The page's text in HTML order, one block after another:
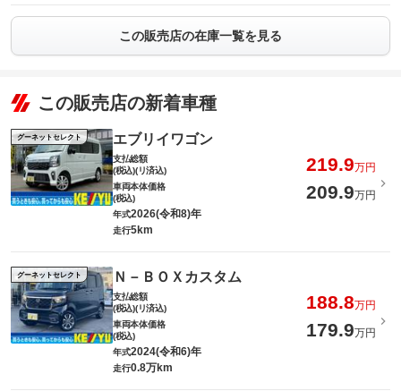
この販売店の在庫一覧を見る
この販売店の新着車種
グーネットセレクト エブリイワゴン
支払総額
(税込)(リ済込)
219.9万円
車両本体価格
(税込)
209.9万円
年式2026(令和8)年
走行5km
グーネットセレクト Ｎ－ＢＯＸカスタム
支払総額
(税込)(リ済込)
188.8万円
車両本体価格
(税込)
179.9万円
年式2024(令和6)年
走行0.8万km